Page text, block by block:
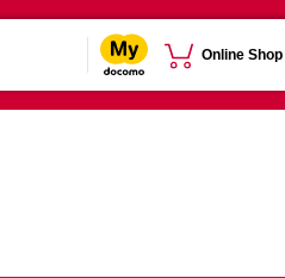
Online Shop